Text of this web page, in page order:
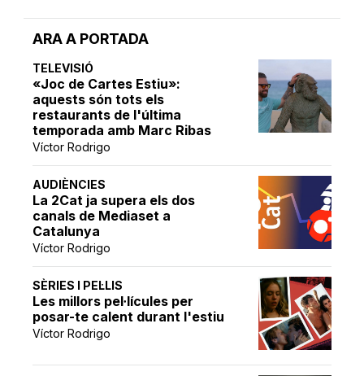
ARA A PORTADA
TELEVISIÓ
«Joc de Cartes Estiu»:
aquests són tots els
restaurants de l'última
temporada amb Marc Ribas
Víctor Rodrigo
AUDIÈNCIES
La 2Cat ja supera els dos
canals de Mediaset a
Catalunya
Víctor Rodrigo
SÈRIES I PEL·LIS
Les millors pel·lícules per
posar-te calent durant l'estiu
Víctor Rodrigo